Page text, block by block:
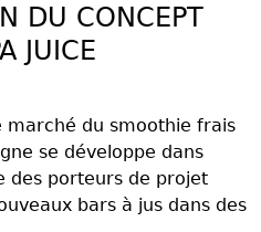
DU CONCEPT
JUICE
marché du smoothie frais
se développe dans
des porteurs de projet
bars à jus dans des